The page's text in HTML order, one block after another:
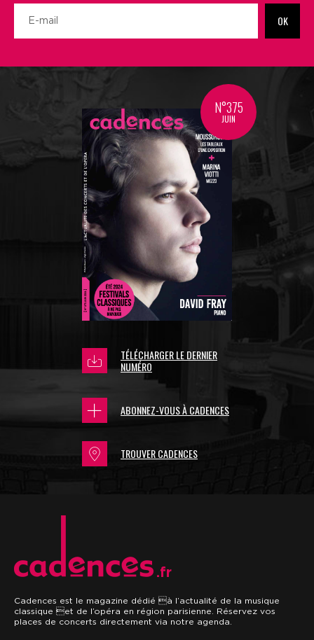
OK
N°375
JUIN
TÉLÉCHARGER LE DERNIER
NUMÉRO
ABONNEZ-VOUS À CADENCES
TROUVER CADENCES
.fr
Cadences est le magazine dédié à l’actualité de la musique
classique et de l’opéra en région parisienne. Réservez vos
places de concerts directement via notre agenda.